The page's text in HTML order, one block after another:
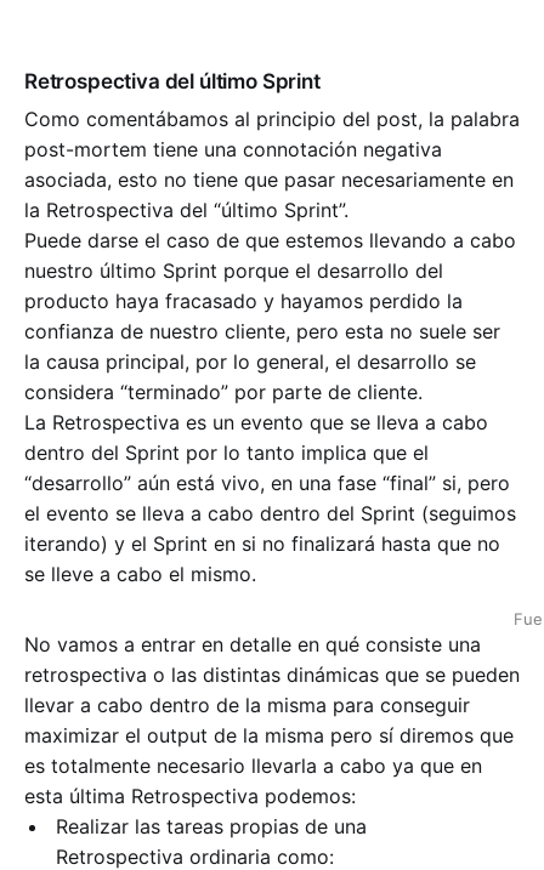
Retrospectiva del último Sprint
Como comentábamos al principio del post, la palabra
post-mortem tiene una connotación negativa
asociada, esto no tiene que pasar necesariamente en
la Retrospectiva del “último Sprint”.
Puede darse el caso de que estemos llevando a cabo
nuestro último Sprint porque el desarrollo del
producto haya fracasado y hayamos perdido la
confianza de nuestro cliente, pero esta no suele ser
la causa principal, por lo general, el desarrollo se
considera “terminado” por parte de cliente.
La Retrospectiva es un evento que se lleva a cabo
dentro del Sprint por lo tanto implica que el
“desarrollo” aún está vivo, en una fase “final” si, pero
el evento se lleva a cabo dentro del Sprint (seguimos
iterando) y el Sprint en si no finalizará hasta que no
se lleve a cabo el mismo.
No vamos a entrar en detalle en qué consiste una
retrospectiva o las distintas dinámicas que se pueden
llevar a cabo dentro de la misma para conseguir
maximizar el output de la misma pero sí diremos que
es totalmente necesario llevarla a cabo ya que en
esta última Retrospectiva podemos:
Realizar las tareas propias de una
Retrospectiva ordinaria como: